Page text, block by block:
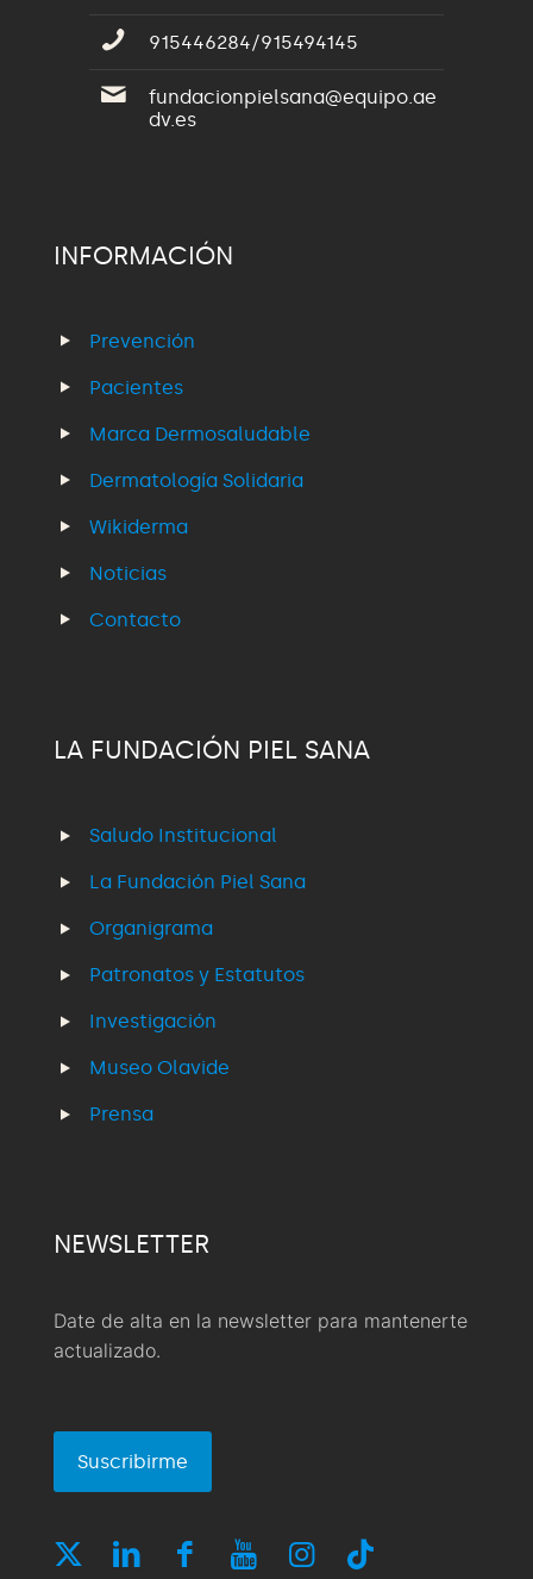
915446284/915494145
fundacionpielsana@equipo.ae
dv.es
INFORMACIÓN
Prevención
Pacientes
Marca Dermosaludable
Dermatología Solidaria
Wikiderma
Noticias
Contacto
LA FUNDACIÓN PIEL SANA
Saludo Institucional
La Fundación Piel Sana
Organigrama
Patronatos y Estatutos
Investigación
Museo Olavide
Prensa
NEWSLETTER
Date de alta en la newsletter para mantenerte
actualizado.
Suscribirme